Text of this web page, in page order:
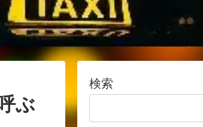
ぶ
検索